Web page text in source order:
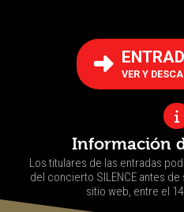
VER Y
Información
Los titulares de las entradas
del concierto SILENCE antes
sitio web, entre el